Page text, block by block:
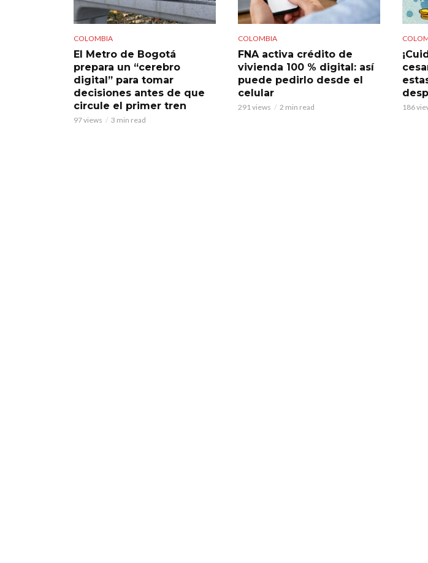
COLOMBIA
El Metro de Bogotá
prepara un “cerebro
digital” para tomar
decisiones antes de que
circule el primer tren
97 views 3 min read
COLOMBIA
FNA activa crédito de
vivienda 100 % digital: así
puede pedirlo desde el
celular
291 views 2 min read 186